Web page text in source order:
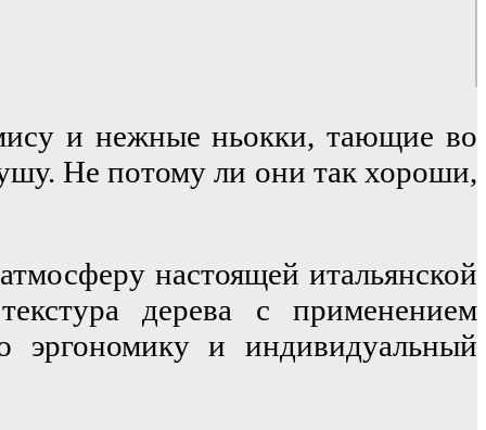
и нежные ньокки, тающие во
Не потому ли они так хороши,
настоящей итальянской
дерева с применением
эргономику и индивидуальный